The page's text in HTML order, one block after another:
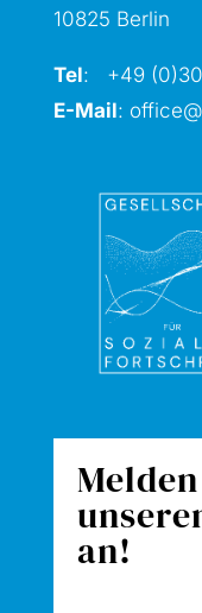
10825 Berlin
Tel: +49
E-Mail:
an!